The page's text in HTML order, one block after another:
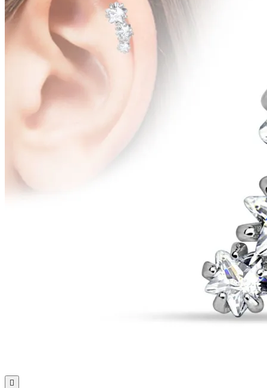
